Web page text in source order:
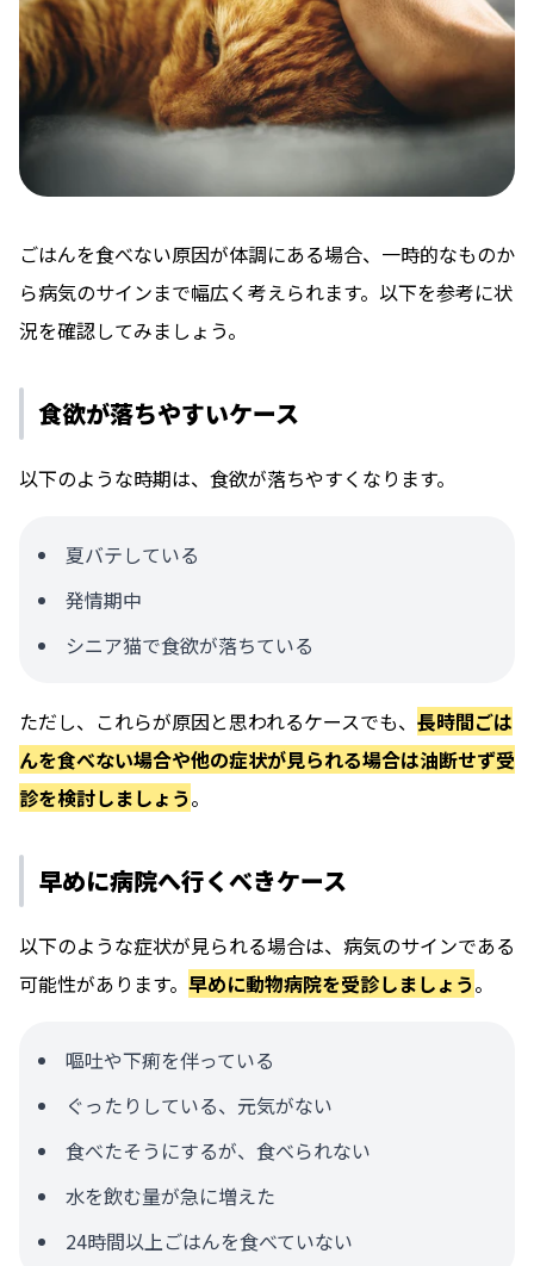
ごはんを食べない原因が体調にある場合、一時的なものか
ら病気のサインまで幅広く考えられます。以下を参考に状
況を確認してみましょう。
食欲が落ちやすいケース
以下のような時期は、食欲が落ちやすくなります。
夏バテしている
発情期中
シニア猫で食欲が落ちている
ただし、これらが原因と思われるケースでも、 長時間ごは
んを食べない場合や他の症状が見られる場合は油断せず受
診を検討しましょう。
早めに病院へ行くべきケース
以下のような症状が見られる場合は、病気のサインである
可能性があります。 早めに動物病院を受診しましょう。
嘔吐や下痢を伴っている
ぐったりしている、元気がない
食べたそうにするが、食べられない
水を飲む量が急に増えた
24時間以上ごはんを食べていない